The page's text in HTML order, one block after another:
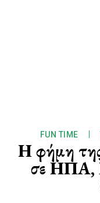
FUN TIME
Η φήμη
σε ΗΠΑ,